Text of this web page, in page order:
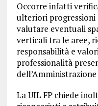
Occorre infatti
ulteriori
valutare eventuali
verticali tra le aree,
responsabilità e
professionalità
La UIL FP chiede